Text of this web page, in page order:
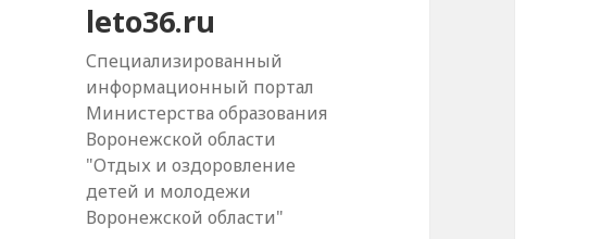
leto36.ru
Специализированный
информационный портал
Министерства образования
Воронежской области
"Отдых и оздоровление
детей и молодежи
Воронежской области"